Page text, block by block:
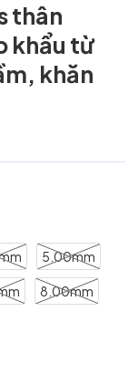
thân
khẩu từ
khăn
5.00mm
8.00mm